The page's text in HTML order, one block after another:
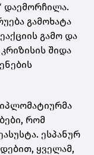
დაემორჩილა.
გამოხატა
გამო და
შიდა
რომ
ესპანურ
ყველამ,